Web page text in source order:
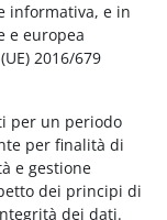
informativa, e in
e europea
2016/679
per un periodo
per finalità di
e gestione
dei principi di
dei dati.